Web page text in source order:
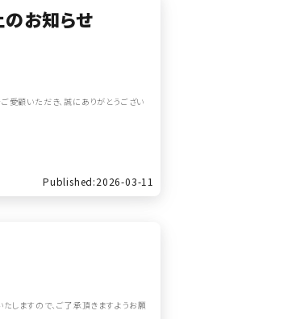
のお知らせ
愛顧いただき、誠にありがとうござい
Published:2026-03-11
しますので、ご了承頂きますようお願